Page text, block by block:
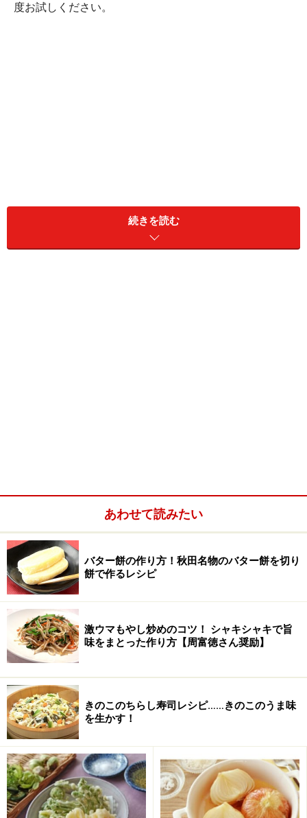
度お試しください。
炊飯器で発酵バターを作る
1
用意する道具
炊飯器、普通の温度計（100均ショップで買える）、ケ
ーキクーラーなど丸い網、クリップ1個、ハンドミキサ
ー。
続きを読む
あわせて読みたい
バター餅の作り方！秋田名物のバター餅を切り
餅で作るレシピ
激ウマもやし炒めのコツ！ シャキシャキで旨
味をまとった作り方【周富徳さん奨励】
きのこのちらし寿司レシピ……きのこのうま味
を生かす！